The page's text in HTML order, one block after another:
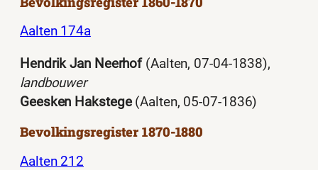
Aalten 174a
Hendrik Jan Neerhof(Aalten, 07-04-1838),
landbouwer
Geesken Hakstege(Aalten, 05-07-1836)
Bevolkingsregister 1870-1880
Aalten 212